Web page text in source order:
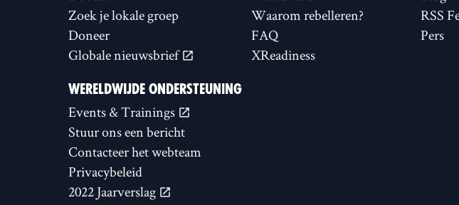
Zoek je lokale groep
Doneer
Globale nieuwsbrief
Waarom rebelleren?
FAQ
XReadiness
RSS
Pers
WERELDWIJDE ONDERSTEUNING
Events & Trainings
Stuur ons een bericht
Contacteer het webteam
Privacybeleid
2022 Jaarverslag